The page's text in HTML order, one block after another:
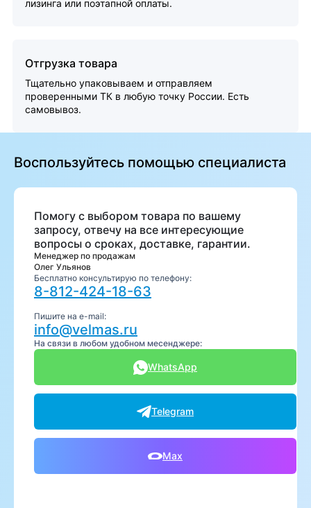
лизинга или поэтапной оплаты.
Отгрузка товара
Тщательно упаковываем и отправляем
проверенными ТК в любую точку России. Есть
самовывоз.
Воспользуйтесь помощью специалиста
Помогу с выбором товара по вашему
запросу, отвечу на все интересующие
вопросы о сроках, доставке, гарантии.
Менеджер по продажам
Олег Ульянов
Бесплатно консультирую по телефону:
8-812-424-18-63
Пишите на e-mail:
info@velmas.ru
На связи в любом удобном месенджере:
WhatsApp
Telegram
Max